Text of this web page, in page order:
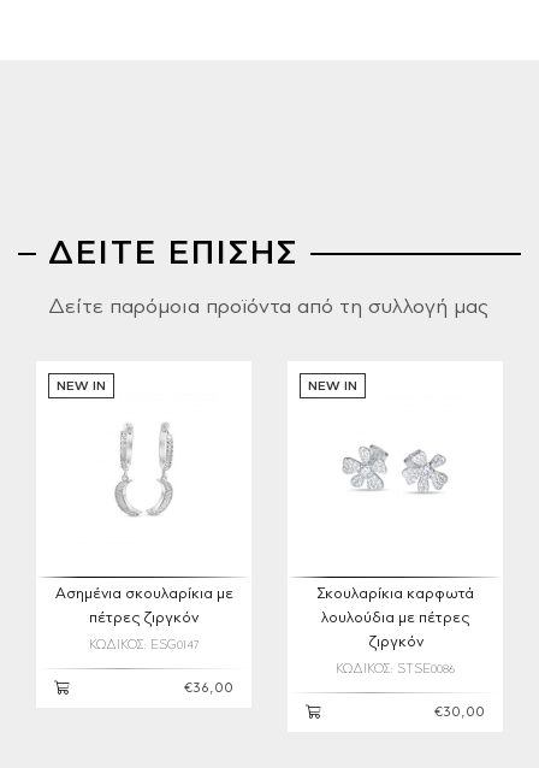
ΔΕΙΤΕ ΕΠΙΣΗΣ
Δείτε παρόμοια προϊόντα από τη συλλογή μας
NEW IN
Ασημένια σκουλαρίκια με
πέτρες ζιργκόν
ΚΩΔΙΚΟΣ: ESG0147
€36,00
NEW IN
Σκουλαρίκια καρφωτά
λουλούδια με πέτρες
ζιργκόν
ΚΩΔΙΚΟΣ: STSE0086
€30,00